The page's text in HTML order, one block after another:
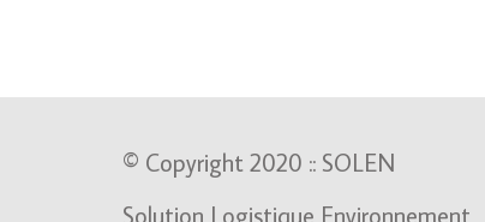
© Copyright 2020 :: SOLEN
Solution Logistique Environnement